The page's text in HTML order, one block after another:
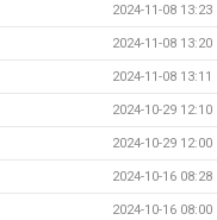
2024-11-08 13:23
2024-11-08 13:20
2024-11-08 13:11
2024-10-29 12:10
2024-10-29 12:00
2024-10-16 08:28
2024-10-16 08:00